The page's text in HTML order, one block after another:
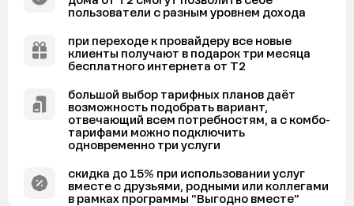
пользователи с разным уровнем дохода
при переходе к провайдеру все новые
клиенты получают в подарок три месяца
бесплатного интернета от Т2
большой выбор тарифных планов даёт
возможность подобрать вариант,
отвечающий всем потребностям, а с комбо-
тарифами можно подключить
одновременно три услуги
скидка до 15% при использовании услуг
вместе с друзьями, родными или коллегами
в рамках программы “Выгодно вместе”